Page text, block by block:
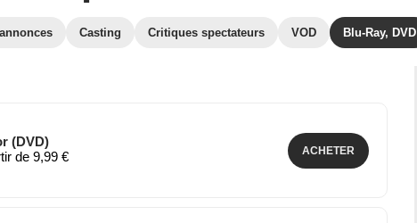
Casting Critiques spectateurs VOD Blu-Ray, DVD
(DVD)
de 9,99 €
ACHETER